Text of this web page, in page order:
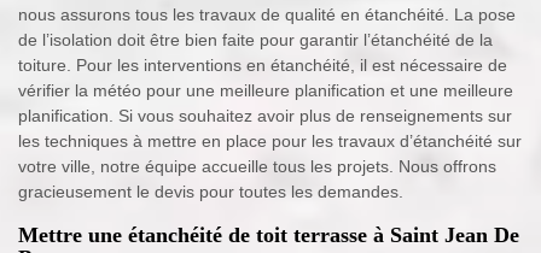
nous assurons tous les travaux de qualité en étanchéité. La pose
de l’isolation doit être bien faite pour garantir l’étanchéité de la
toiture. Pour les interventions en étanchéité, il est nécessaire de
vérifier la météo pour une meilleure planification et une meilleure
planification. Si vous souhaitez avoir plus de renseignements sur
les techniques à mettre en place pour les travaux d’étanchéité sur
votre ville, notre équipe accueille tous les projets. Nous offrons
gracieusement le devis pour toutes les demandes.
Mettre une étanchéité de toit terrasse à Saint Jean De